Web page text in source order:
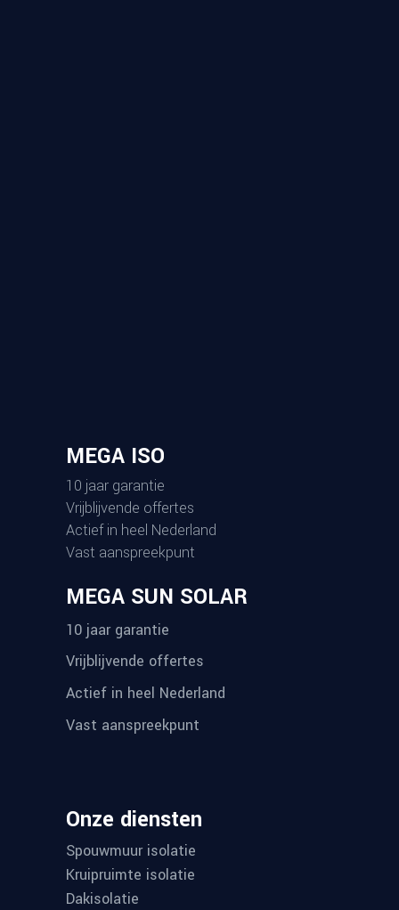
MEGA ISO
10 jaar garantie
Vrijblijvende offertes
Actief in heel Nederland
Vast aanspreekpunt
MEGA SUN SOLAR
10 jaar garantie
Vrijblijvende offertes
Actief in heel Nederland
Vast aanspreekpunt
Onze diensten
Spouwmuur isolatie
Kruipruimte isolatie
Dakisolatie